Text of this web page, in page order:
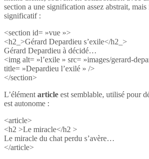
section a une signification assez abstrait,
significatif :
<section id= »vue »>
<h2_>Gérard Depardieu s’exile</h2_>
Gérard Depardieu à décidé…
<img alt= »l’exile » src= »images/gerard-
title= »Depardieu l’exilé » />
</section>
L’élément article est semblable, utilisé pour
est autonome :
<article>
<h2 >Le miracle</h2 >
Le miracle du chat perdu s’avère…
</article>